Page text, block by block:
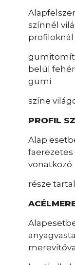
színnél
belül
gumi
színe
PROFIL
Alap
faerezetes
vonatkozó
része